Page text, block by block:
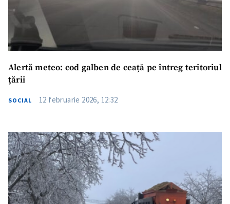
Alertă meteo: cod galben de ceață pe întreg teritoriul
țării
SOCIAL 12 februarie 2026, 12:32